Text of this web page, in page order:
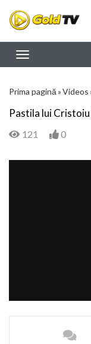
Prima pagină »Videos
Pastila lui
121 0